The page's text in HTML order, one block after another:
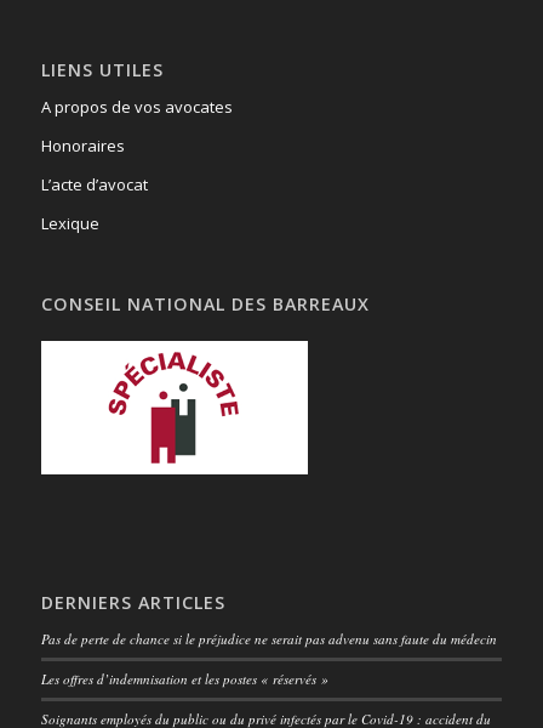
LIENS UTILES
A propos de vos avocates
Honoraires
L’acte d’avocat
Lexique
CONSEIL NATIONAL DES BARREAUX
DERNIERS ARTICLES
Pas de perte de chance si le préjudice ne serait pas advenu sans faute du médecin
Les offres d’indemnisation et les postes « réservés »
Soignants employés du public ou du privé infectés par le Covid-19 : accident du